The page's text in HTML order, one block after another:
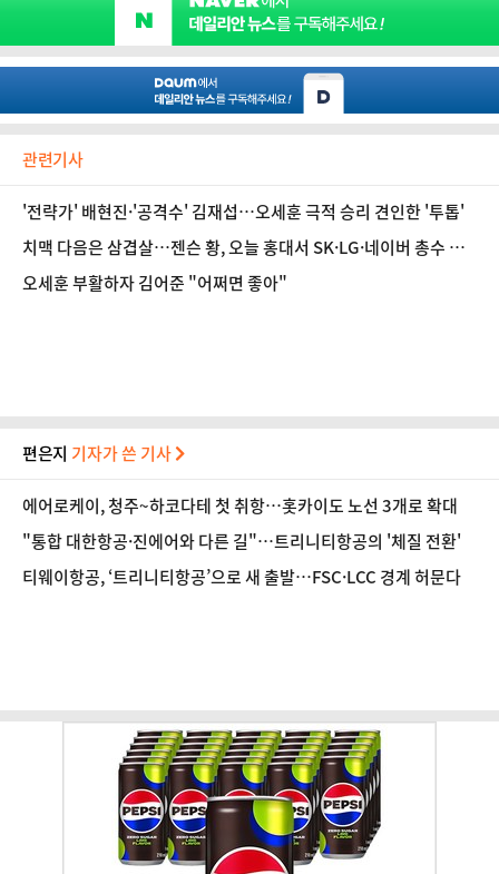
관련기사
'전략가' 배현진·'공격수' 김재섭…오세훈 극적 승리 견인한 '투톱'
치맥 다음은 삼겹살…젠슨 황, 오늘 홍대서 SK·LG·네이버 총수 만
난다
오세훈 부활하자 김어준 "어쩌면 좋아"
편은지 기자가 쓴 기사
에어로케이, 청주~하코다테 첫 취항…홋카이도 노선 3개로 확대
"통합 대한항공·진에어와 다른 길"…트리니티항공의 '체질 전환'
티웨이항공, ‘트리니티항공’으로 새 출발…FSC·LCC 경계 허문다